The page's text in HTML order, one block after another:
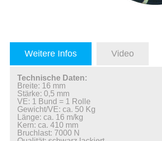
Weitere Infos Video
Technische Daten:
Breite: 16 mm
Stärke: 0,5 mm
VE: 1 Bund = 1 Rolle
Gewicht/VE: ca. 50 Kg
Länge: ca. 16 m/kg
Kern: ca. 410 mm
Bruchlast: 7000 N